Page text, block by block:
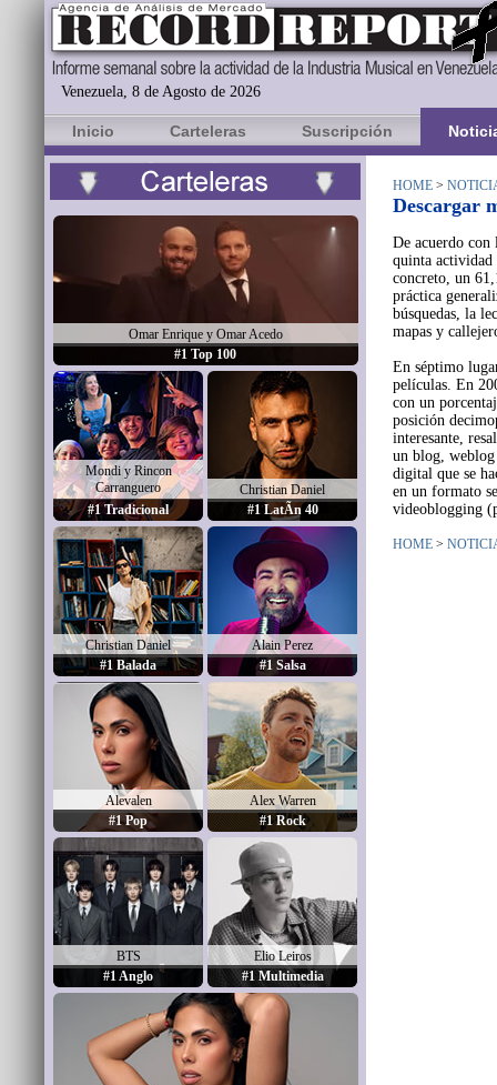
Venezuela, 8 de Agosto de 2026
Inicio Carteleras Suscripción
Omar Enrique y Omar Acedo
#1 Top 100
Mondi y Rincon
Carranguero
#1 Tradicional
Christian Daniel
#1 LatÃ­n 40
Christian Daniel
#1 Balada
Alain Perez
#1 Salsa
Alevalen
#1 Pop
Alex Warren
#1 Rock
BTS
#1 Anglo
Elio Leiros
#1 Multimedia
HOME >
Descargar
De acuerdo con
quinta actividad
concreto, un
práctica
búsquedas, la
mapas y
En séptimo
películas. En
con un
posición
interesante,
un blog, weblog
digital que se
en un formato
videoblogging
HOME >